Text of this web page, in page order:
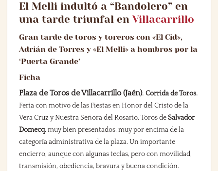
El Melli indultó a “Bandolero” en
una tarde triunfal enVillacarrillo
Gran tarde de toros y toreros con «El Cid»,
Adrián de Torres y «El Melli» a hombros por la
‘Puerta Grande’
Ficha
Plaza de Toros de Villacarrillo (Jaén). Corrida de Toros.
Feria con motivo de las Fiestas en Honor del Cristo de la
Vera Cruz y Nuestra Señora del Rosario. Toros deSalvador
Domecq, muy bien presentados, muy por encima de la
categoría administrativa de la plaza. Un importante
encierro, aunque con algunas teclas, pero con movilidad,
transmisión, obediencia, bravura y buena condición.